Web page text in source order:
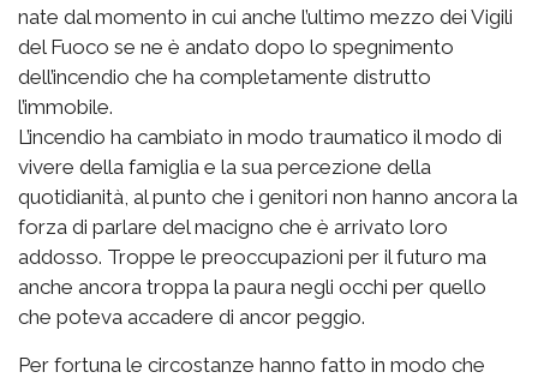
nate dal momento in cui anche l’ultimo mezzo dei Vigili
del Fuoco se ne è andato dopo lo spegnimento
dell’incendio che ha completamente distrutto
l’immobile.
L’incendio ha cambiato in modo traumatico il modo di
vivere della famiglia e la sua percezione della
quotidianità, al punto che i genitori non hanno ancora la
forza di parlare del macigno che è arrivato loro
addosso. Troppe le preoccupazioni per il futuro ma
anche ancora troppa la paura negli occhi per quello
che poteva accadere di ancor peggio.
Per fortuna le circostanze hanno fatto in modo che